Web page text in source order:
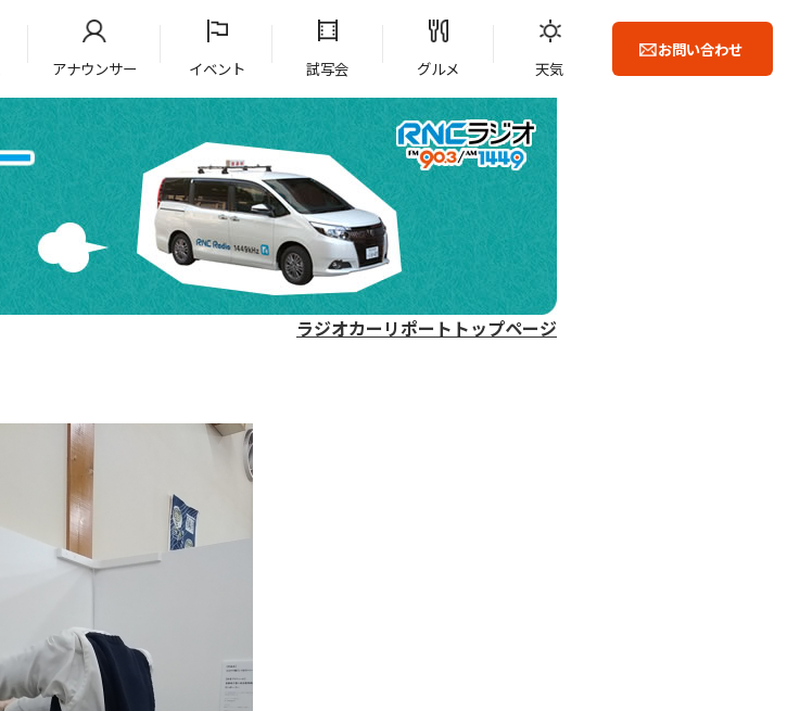
アナウンサー イベント 試写会 グルメ 天気
お問い合わせ
ラジオカーリポートトップページ